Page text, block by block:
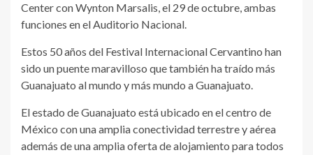
Center con Wynton Marsalis, el 29 de octubre, ambas
funciones en el Auditorio Nacional.
Estos 50 años del Festival Internacional Cervantino han
sido un puente maravilloso que también ha traído más
Guanajuato al mundo y más mundo a Guanajuato.
El estado de Guanajuato está ubicado en el centro de
México con una amplia conectividad terrestre y aérea
además de una amplia oferta de alojamiento para todos